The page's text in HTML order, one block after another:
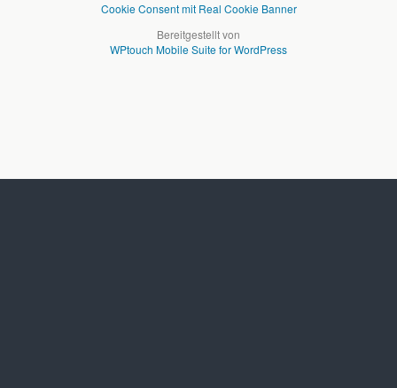
Cookie Consent mit Real Cookie Banner
Bereitgestellt von
WPtouch Mobile Suite for WordPress